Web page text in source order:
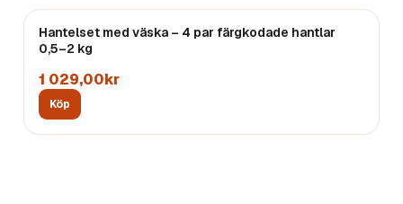
Hantelset med väska – 4 par färgkodade hantlar
0,5–2 kg
1 029,00kr
Köp